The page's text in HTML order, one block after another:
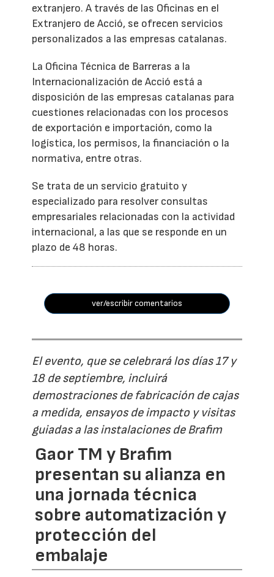
extranjero. A través de las Oficinas en el
Extranjero de Acció, se ofrecen servicios
personalizados a las empresas catalanas.
La Oficina Técnica de Barreras a la
Internacionalización de Acció está a
disposición de las empresas catalanas para
cuestiones relacionadas con los procesos
de exportación e importación, como la
logística, los permisos, la financiación o la
normativa, entre otras.
Se trata de un servicio gratuito y
especializado para resolver consultas
empresariales relacionadas con la actividad
internacional, a las que se responde en un
plazo de 48 horas.
ver/escribir comentarios
El evento, que se celebrará los días 17 y
18 de septiembre, incluirá
demostraciones de fabricación de cajas
a medida, ensayos de impacto y visitas
guiadas a las instalaciones de Brafim
Gaor TM y Brafim
presentan su alianza en
una jornada técnica
sobre automatización y
protección del
embalaje